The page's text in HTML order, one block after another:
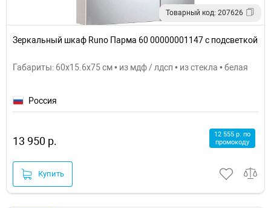
Товарный код: 207626
Зеркальный шкаф Runo Парма 60 00000001147 с подсветкой
Габариты: 60x15.6x75 см • из мдф / лдсп • из стекла • белая
Россия
13 950 р.
12 555 р. по
промокоду
Купить